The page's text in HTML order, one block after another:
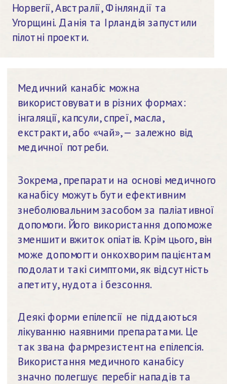
Норвегії, Австралії, Фінляндії та
Угорщині. Данія та Ірландія запустили
пілотні проекти.
Медичний канабіс можна
використовувати в різних формах:
інгаляції, капсули, спреї, масла,
екстракти, або «чай», — залежно від
медичної потреби.
Зокрема, препарати на основі медичного
канабісу можуть бути ефективним
знеболювальним засобом за паліативної
допомоги. Його використання допоможе
зменшити вжиток опіатів. Крім цього, він
може допомогти онкохворим пацієнтам
подолати такі симптоми, як відсутність
апетиту, нудота і безсоння.
Деякі форми епілепсії не піддаються
лікуванню наявними препаратами. Це
так звана фармрезистентна епілепсія.
Використання медичного канабісу
значно полегшує перебіг нападів та